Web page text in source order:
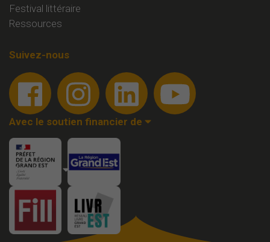
Festival littéraire
Ressources
Suivez-nous
Avec le soutien financier de
Membre de